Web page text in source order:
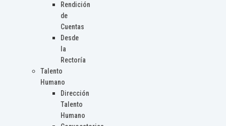
Rendición
de
Cuentas
Desde
la
Rectoría
Talento
Humano
Dirección
Talento
Humano